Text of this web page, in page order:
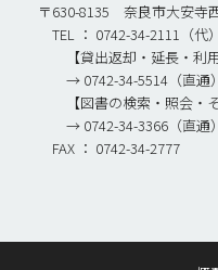
〒630-8135 奈良市大安寺
TEL ： 0742-34-2111（代）
【貸出返却・延長・利用
→ 0742-34-5514（直通）
【図書の検索・照会・そ
→ 0742-34-3366（直通）
FAX ： 0742-34-2777